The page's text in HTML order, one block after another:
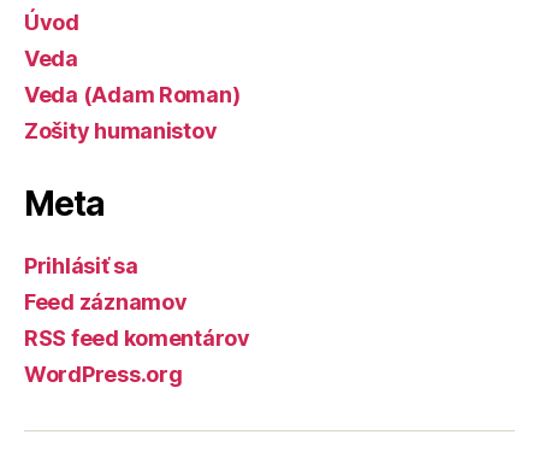
Úvod
Veda
Veda (Adam Roman)
Zošity humanistov
Meta
Prihlásiť sa
Feed záznamov
RSS feed komentárov
WordPress.org